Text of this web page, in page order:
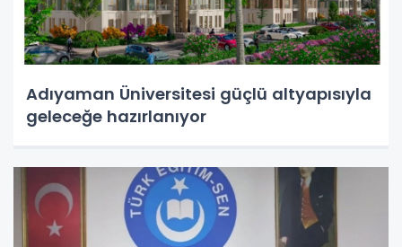
Adıyaman Üniversitesi güçlü altyapısıyla
geleceğe hazırlanıyor